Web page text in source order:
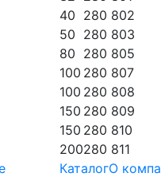
40 280 802
50 280 803
80 280 805
100 280 807
100 280 808
150 280 809
150 280 810
200280 811
КаталогО